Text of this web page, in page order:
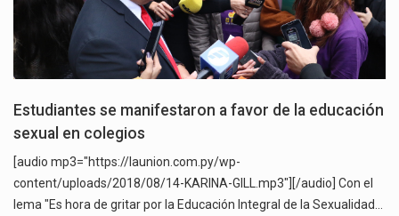
Estudiantes se manifestaron a favor de la educación
sexual en colegios
[audio mp3="https://launion.com.py/wp-
content/uploads/2018/08/14-KARINA-GILL.mp3"][/audio] Con el
lema "Es hora de gritar por la Educación Integral de la Sexualidad…